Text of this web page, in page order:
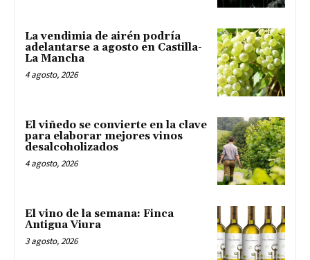
La vendimia de airén podría
adelantarse a agosto en Castilla-
La Mancha
4 agosto, 2026
El viñedo se convierte en la clave
para elaborar mejores vinos
desalcoholizados
4 agosto, 2026
El vino de la semana: Finca
Antigua Viura
3 agosto, 2026